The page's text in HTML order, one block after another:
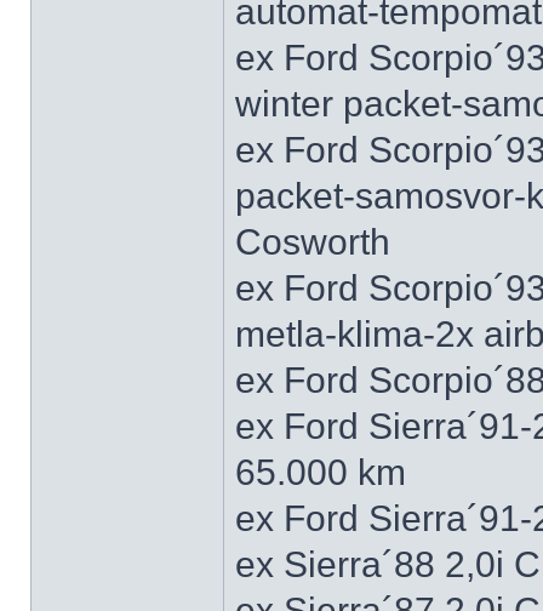
automat-
ex Ford
winter packet-
ex Ford
packet-samosvor-
Cosworth
ex Ford
metla-klima-2x
ex Ford
ex Ford
65.000 km
ex Ford
ex Sierra´88 2,0i